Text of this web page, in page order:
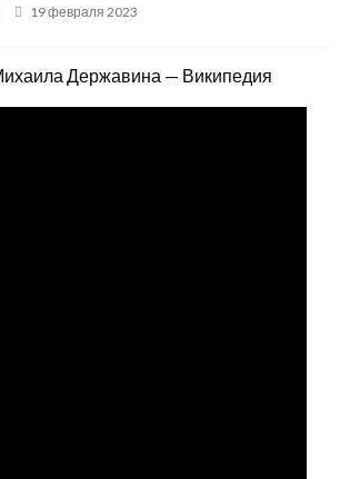
Posted
19 февраля 2023